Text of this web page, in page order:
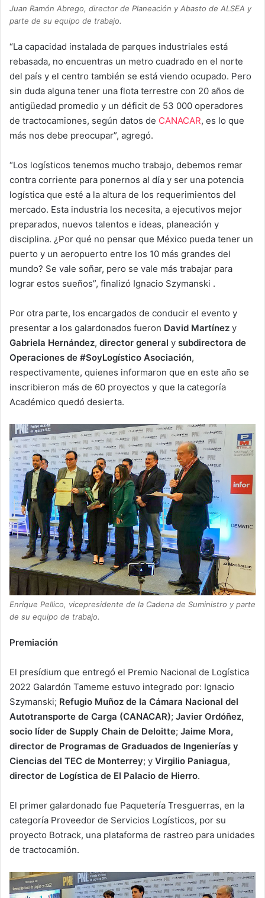
Juan Ramón Abrego, director de Planeación y Abasto de ALSEA y
parte de su equipo de trabajo.
“La capacidad instalada de parques industriales está
rebasada, no encuentras un metro cuadrado en el norte
del país y el centro también se está viendo ocupado. Pero
sin duda alguna tener una flota terrestre con 20 años de
antigüedad promedio y un déficit de 53 000 operadores
de tractocamiones, según datos de CANACAR, es lo que
más nos debe preocupar”, agregó.
“Los logísticos tenemos mucho trabajo, debemos remar
contra corriente para ponernos al día y ser una potencia
logística que esté a la altura de los requerimientos del
mercado. Esta industria los necesita, a ejecutivos mejor
preparados, nuevos talentos e ideas, planeación y
disciplina. ¿Por qué no pensar que México pueda tener un
puerto y un aeropuerto entre los 10 más grandes del
mundo? Se vale soñar, pero se vale más trabajar para
lograr estos sueños”, finalizó Ignacio Szymanski .
Por otra parte, los encargados de conducir el evento y
presentar a los galardonados fueron David Martínez y
Gabriela Hernández, director general y subdirectora de
Operaciones de #SoyLogístico Asociación,
respectivamente, quienes informaron que en este año se
inscribieron más de 60 proyectos y que la categoría
Académico quedó desierta.
Enrique Pellico, vicepresidente de la Cadena de Suministro y parte
de su equipo de trabajo.
Premiación
El presídium que entregó el Premio Nacional de Logística
2022 Galardón Tameme estuvo integrado por: Ignacio
Szymanski; Refugio Muñoz de la Cámara Nacional del
Autotransporte de Carga (CANACAR); Javier Ordóñez,
socio líder de Supply Chain de Deloitte; Jaime Mora,
director de Programas de Graduados de Ingenierías y
Ciencias del TEC de Monterrey; y Virgilio Paniagua,
director de Logística de El Palacio de Hierro.
El primer galardonado fue Paquetería Tresguerras, en la
categoría Proveedor de Servicios Logísticos, por su
proyecto Botrack, una plataforma de rastreo para unidades
de tractocamión.